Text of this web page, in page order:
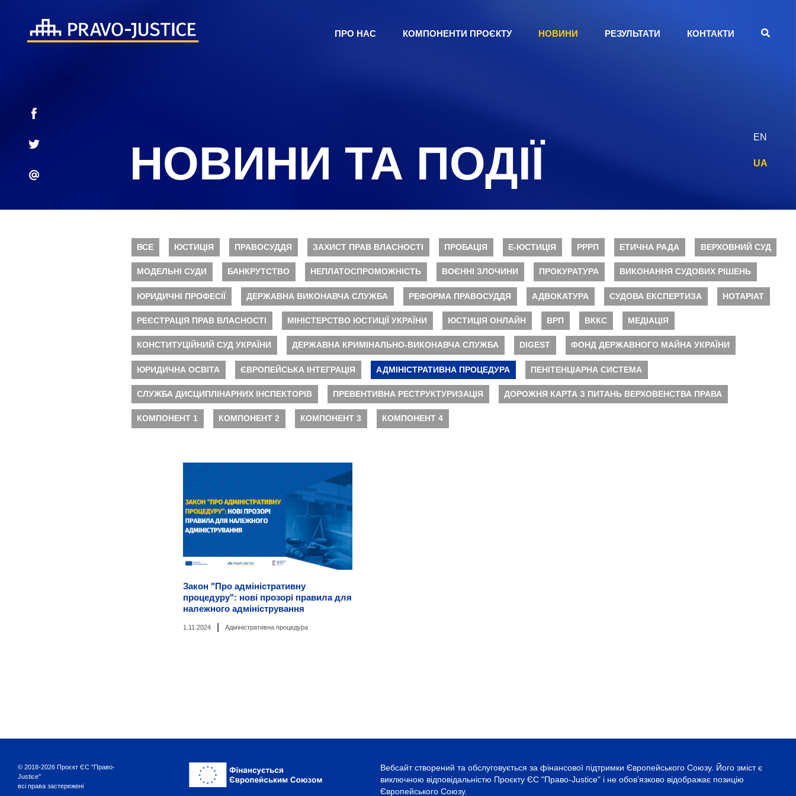
ПРО НАС КОМПОНЕНТИ ПРОЄКТУ НОВИНИ РЕЗУЛЬТАТИ КОНТАКТИ
EN
UA
НОВИНИ ТА ПОДІЇ
ВСЕ ЮСТИЦІЯ ПРАВОСУДДЯ ЗАХИСТ ПРАВ ВЛАСНОСТІ ПРОБАЦІЯ Е-ЮСТИЦІЯ РРРП ЕТИЧНА РАДА ВЕРХОВНИЙ СУД
МОДЕЛЬНІ СУДИ БАНКРУТСТВО НЕПЛАТОСПРОМОЖНІСТЬ ВОЄННІ ЗЛОЧИНИ ПРОКУРАТУРА ВИКОНАННЯ СУДОВИХ РІШЕНЬ
ЮРИДИЧНІ ПРОФЕСІЇ ДЕРЖАВНА ВИКОНАВЧА СЛУЖБА РЕФОРМА ПРАВОСУДДЯ АДВОКАТУРА СУДОВА ЕКСПЕРТИЗА НОТАРІАТ
РЕЄСТРАЦІЯ ПРАВ ВЛАСНОСТІ МІНІСТЕРСТВО ЮСТИЦІЇ УКРАЇНИ ЮСТИЦІЯ ОНЛАЙН ВРП ВККС МЕДІАЦІЯ
КОНСТИТУЦІЙНИЙ СУД УКРАЇНИ ДЕРЖАВНА КРИМІНАЛЬНО-ВИКОНАВЧА СЛУЖБА DIGEST ФОНД ДЕРЖАВНОГО МАЙНА УКРАЇНИ
ЮРИДИЧНА ОСВІТА ЄВРОПЕЙСЬКА ІНТЕГРАЦІЯ АДМІНІСТРАТИВНА ПРОЦЕДУРА ПЕНІТЕНЦІАРНА СИСТЕМА
СЛУЖБА ДИСЦИПЛІНАРНИХ ІНСПЕКТОРІВ ПРЕВЕНТИВНА РЕСТРУКТУРИЗАЦІЯ ДОРОЖНЯ КАРТА З ПИТАНЬ ВЕРХОВЕНСТВА ПРАВА
КОМПОНЕНТ 1 КОМПОНЕНТ 2 КОМПОНЕНТ 3 КОМПОНЕНТ 4
Закон "Про адміністративну
процедуру": нові прозорі правила для
належного адміністрування
1.11.2024 Адміністративна процедура
Вебсайт створений та обслуговується за фінансової підтримки Європейського Союзу. Його зміст є
виключною відповідальністю Проєкту ЄС "Право-Justice" і не обов’язково відображає позицію
Європейського Союзу.
© 2018-2026 Проєкт ЄС "Право-
Justice"
всі права застережені